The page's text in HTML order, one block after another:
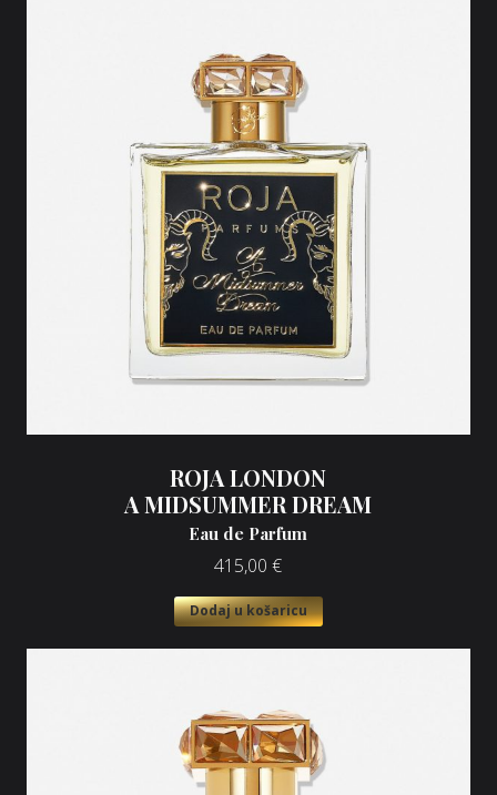
ROJA LONDON
A MIDSUMMER DREAM
Eau de Parfum
415,00 €
Dodaj u košaricu